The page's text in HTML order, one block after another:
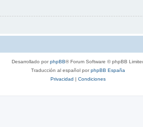
Desarrollado porphpBB® Forum Software © phpBB
Traducción al español porphpBB España
Privacidad | Condiciones